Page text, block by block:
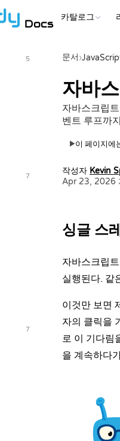
Docs 카탈로그
5
7
7
문서›
자바
자바스크립
벤트 루프까
▶이 페이지에
작성자 Kevin
Apr 23, 2026
싱글 스
자바스크립
실행된다. 같
이것만 보면
자의 클릭을
로 이 기다림
을 계속하다